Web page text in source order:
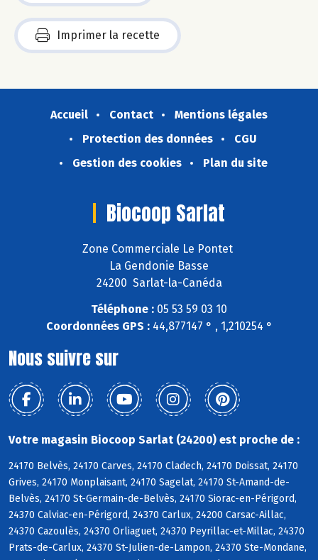
Imprimer la recette
Accueil Contact
Mentions légales
Protection des données
CGU
Gestion des cookies
Plan du site
Biocoop Sarlat
Zone Commerciale Le Pontet
La Gendonie Basse
24200 Sarlat-la-Canéda
Téléphone : 05 53 59 03 10
Coordonnées GPS :44,877147 ° , 1,210254 °
Nous suivre sur
Votre magasin Biocoop Sarlat (24200) est proche de :
24170 Belvès, 24170 Carves, 24170 Cladech, 24170 Doissat, 24170
Grives, 24170 Monplaisant, 24170 Sagelat, 24170 St-Amand-de-
Belvès, 24170 St-Germain-de-Belvès, 24170 Siorac-en-Périgord,
24370 Calviac-en-Périgord, 24370 Carlux, 24200 Carsac-Aillac,
24370 Cazoulès, 24370 Orliaguet, 24370 Peyrillac-et-Millac, 24370
Prats-de-Carlux, 24370 St-Julien-de-Lampon, 24370 Ste-Mondane,